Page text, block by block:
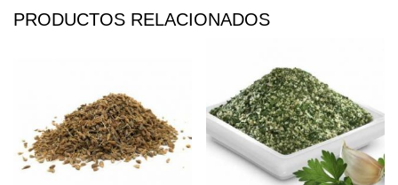
PRODUCTOS RELACIONADOS